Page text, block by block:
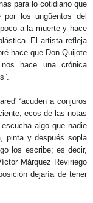
para lo cotidiano que
por los ungüentos del
a la muerte y hace
El artista refleja
hace que Don Quijote
hace una crónica
“acuden a conjuros
ecos de las notas
algo que nadie
pinta y después sopla
los escribe; es decir,
Márquez Reviriego
dejaría de tener